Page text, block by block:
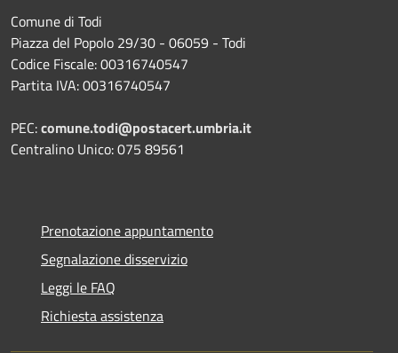
Comune di Todi
Piazza del Popolo 29/30 - 06059 - Todi
Codice Fiscale: 00316740547
Partita IVA: 00316740547
PEC:comune.todi@postacert.umbria.it
Centralino Unico: 075 89561
Prenotazione appuntamento
Segnalazione disservizio
Leggi le FAQ
Richiesta assistenza